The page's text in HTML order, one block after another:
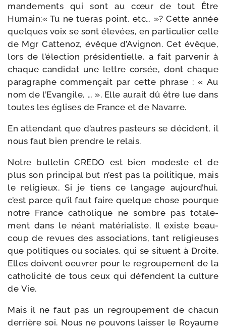
man­de­ments qui sont au cœur de tout Être
Humain:« Tu ne tue­ras point, etc… »? Cette année
quelques voix se sont éle­vées, en par­ti­cu­lier celle
de Mgr Cattenoz, évêque d’Avignon. Cet évêque,
lors de l’é­lec­tion pré­si­den­tielle, a fait par­ve­nir à
chaque can­di­dat une lettre cor­sée, dont chaque
para­graphe com­men­çait par cette phrase : « Au
nom de l’Evangile, … ». Elle aurait dû être lue dans
toutes les églises de France et de Navarre.
En atten­dant que d’autres pas­teurs se décident, il
nous faut bien prendre le relais.
Notre bul­le­tin CREDO est bien modeste et de
plus son prin­ci­pal but n’est pas la poi­li­tique, mais
le reli­gieux. Si je tiens ce lan­gage aujourd’­hui,
c’est parce qu’il faut faire quelque chose pourque
notre France catho­lique ne sombre pas tota­le­
ment dans le néant maté­ria­liste. Il existe beau­
coup de revues des asso­cia­tions, tant reli­gieuses
que poli­tiques ou sociales, qui se situent à Droite.
Elles doivent oeu­vrer pour le regrou­pe­ment de la
catho­li­ci­té de tous ceux qui défendent la culture
de Vie.
Mais il ne faut pas un regrou­pe­ment de cha­cun
der­rière soi. Nous ne pou­vons lais­ser le Royaume